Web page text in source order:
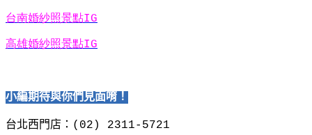
台南婚紗照景點IG
高雄婚紗照景點IG
小編期待與你們見面唷！
台北西門店： (02) 2311-5721